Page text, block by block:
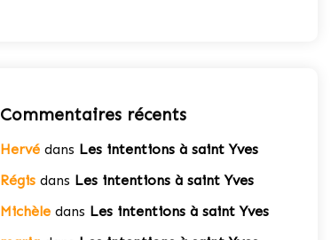
Commentaires récents
Hervé dans Les intentions à saint Yves
Régis dans Les intentions à saint Yves
Michèle dans Les intentions à saint Yves